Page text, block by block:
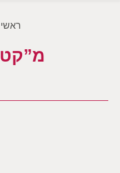
ראשי
מ”קט 0543ST